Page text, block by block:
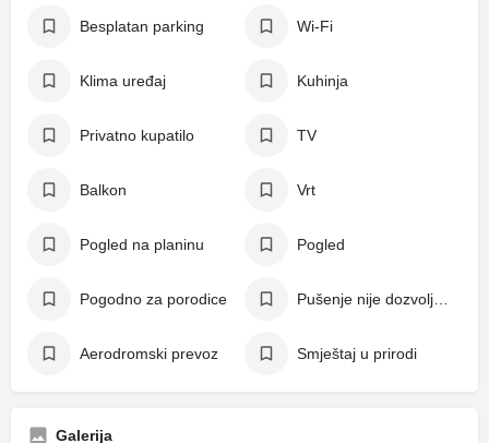
Besplatan parking Wi-Fi
Klima uređaj Kuhinja
Privatno kupatilo TV
Balkon Vrt
Pogled na planinu Pogled
Pogodno za porodice
Aerodromski prevoz Smještaj u prirodi
Galerija